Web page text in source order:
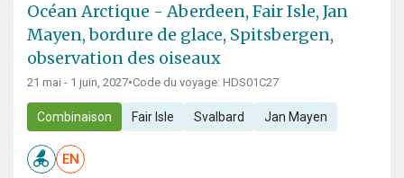
Océan Arctique - Aberdeen, Fair Isle, Jan
Mayen, bordure de glace, Spitsbergen,
observation des oiseaux
21 mai - 1 juin, 2027•Code du voyage: HDS01C27
Combinaison Fair Isle Svalbard Jan Mayen
EN